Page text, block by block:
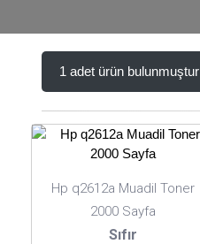
1 adet ürün bulunmuştur
Hp q2612a Muadil Toner
2000 Sayfa
Sıfır